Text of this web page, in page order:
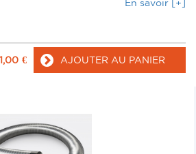
En savoir [+]
€ AJOUTER AU PANIER